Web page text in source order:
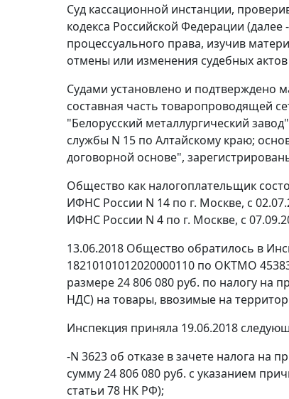
Суд кассационной инстанции,
кодекса Российской Федерации
процессуального права, изучив
отмены или изменения судебных
Судами установлено и подтверждено
составная часть товаропроводящей
"Белорусский металлургический
службы N 15 по Алтайскому краю;
договорной основе",
Общество как налогоплательщик
ИФНС России N 14 по г. Москве, с
ИФНС России N 4 по г. Москве, с
13.06.2018 Общество обратилось в
18210101012020000110 по ОКТМО
размере 24 806 080 руб. по налогу на
НДС) на товары, ввозимые на
Инспекция приняла 19.06.2018
-N 3623 об отказе в зачете налога на
сумму 24 806 080 руб. с указанием
статьи 78 НК РФ);